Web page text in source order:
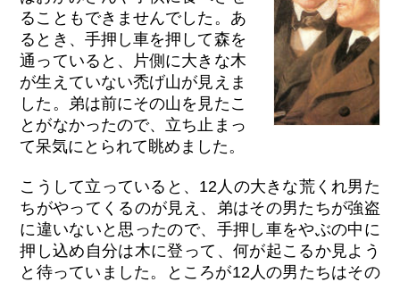
ることもできませんでした。あ
るとき、手押し車を押して森を
通っていると、片側に大きな木
が生えていない禿げ山が見えま
した。弟は前にその山を見たこ
とがなかったので、立ち止まっ
て呆気にとられて眺めました。
こうして立っていると、12人の大きな荒くれ男た
ちがやってくるのが見え、弟はその男たちが強盗
に違いないと思ったので、手押し車をやぶの中に
押し込め自分は木に登って、何が起こるか見よう
と待っていました。ところが12人の男たちはその